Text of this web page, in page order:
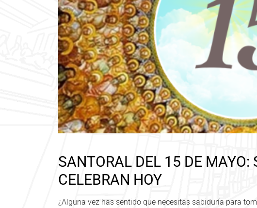
SANTORAL DEL 15 DE MAYO:
CELEBRAN HOY
¿Alguna vez has sentido que necesitas sabiduría para